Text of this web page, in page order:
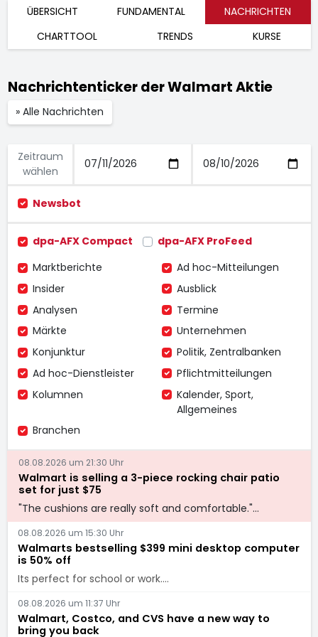
ÜBERSICHT FUNDAMENTAL
NACHRICHTEN
CHARTTOOL
TRENDS KURSE
Nachrichtenticker der Walmart Aktie
» Alle Nachrichten
Zeitraum
wählen
Newsbot
dpa-AFX Compact
dpa-AFX ProFeed
Marktberichte
Ad hoc-Mitteilungen
Insider
Ausblick
Analysen
Termine
Märkte
Unternehmen
Konjunktur
Politik, Zentralbanken
Ad hoc-Dienstleister
Pflichtmitteilungen
Kolumnen
Kalender, Sport,
Allgemeines
Branchen
08.08.2026 um 21:30 Uhr
Walmart is selling a 3-piece rocking chair patio
set for just $75
"The cushions are really soft and comfortable."…
08.08.2026 um 15:30 Uhr
Walmarts bestselling $399 mini desktop computer
is 50% off
Its perfect for school or work.…
08.08.2026 um 11:37 Uhr
Walmart, Costco, and CVS have a new way to
bring you back